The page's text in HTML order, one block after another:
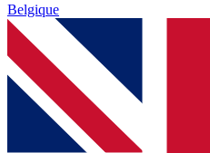
Belgique